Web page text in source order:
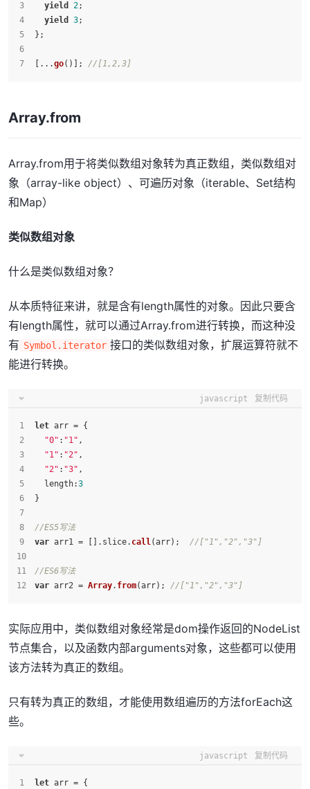
yield
2;
yield
3;
};
[...go()]; //[1,2,3]
Array.from
Array.from用于将类似数组对象转为真正数组，类似数组对
象（array-like object）、可遍历对象（iterable、Set结构
和Map）
类似数组对象
什么是类似数组对象？
从本质特征来讲，就是含有length属性的对象。因此只要含
有length属性，就可以通过Array.from进行转换，而这种没
有 Symbol.iterator 接口的类似数组对象，扩展运算符就不
能进行转换。
javascript 复制代码
let arr = {
"0" : "1" ,
"1" : "2" ,
"2" : "3" ,
length:3
}
//ES5写法
var arr1 = []. slice. call(arr); //["1","2","3"]
//ES6写法
var arr2 = Array. from(arr); //["1","2","3"]
实际应用中，类似数组对象经常是dom操作返回的NodeList
节点集合，以及函数内部arguments对象，这些都可以使用
该方法转为真正的数组。
只有转为真正的数组，才能使用数组遍历的方法forEach这
些。
javascript 复制代码
let arr = {